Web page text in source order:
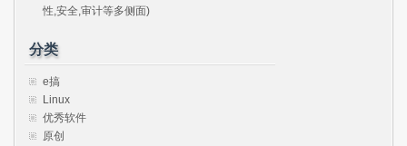
性,安全,审计等多侧面)
分类
e搞
Linux
优秀软件
原创